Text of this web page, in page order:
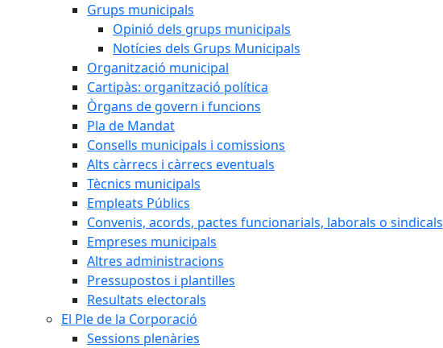
Grups municipals
Opinió dels grups municipals
Notícies dels Grups Municipals
Organització municipal
Cartipàs: organització política
Òrgans de govern i funcions
Pla de Mandat
Consells municipals i comissions
Alts càrrecs i càrrecs eventuals
Tècnics municipals
Empleats Públics
Convenis, acords, pactes funcionarials, laborals o sindicals
Empreses municipals
Altres administracions
Pressupostos i plantilles
Resultats electorals
El Ple de la Corporació
Sessions plenàries